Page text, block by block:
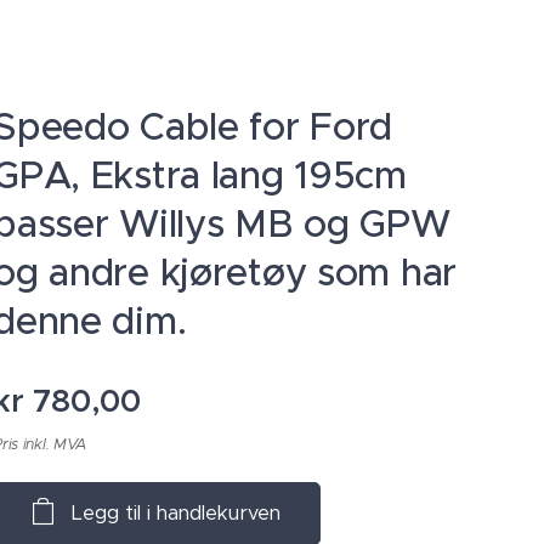
Cable for Ford
Ekstra lang 195cm
Willys MB og GPW
andre kjøretøy som har
dim.
780,00
inkl. MVA
Legg til i handlekurven